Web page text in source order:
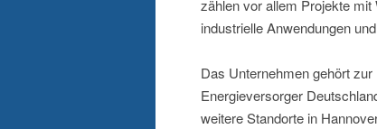
zählen vor allem Projekte
industrielle Anwendungen
Das Unternehmen gehört
Energieversorger
weitere Standorte in